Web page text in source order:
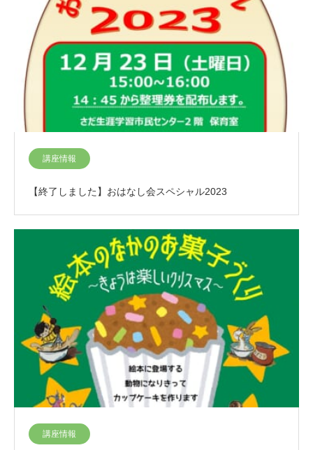
講座情報
【終了しました】おはなし会スペシャル2023
講座情報